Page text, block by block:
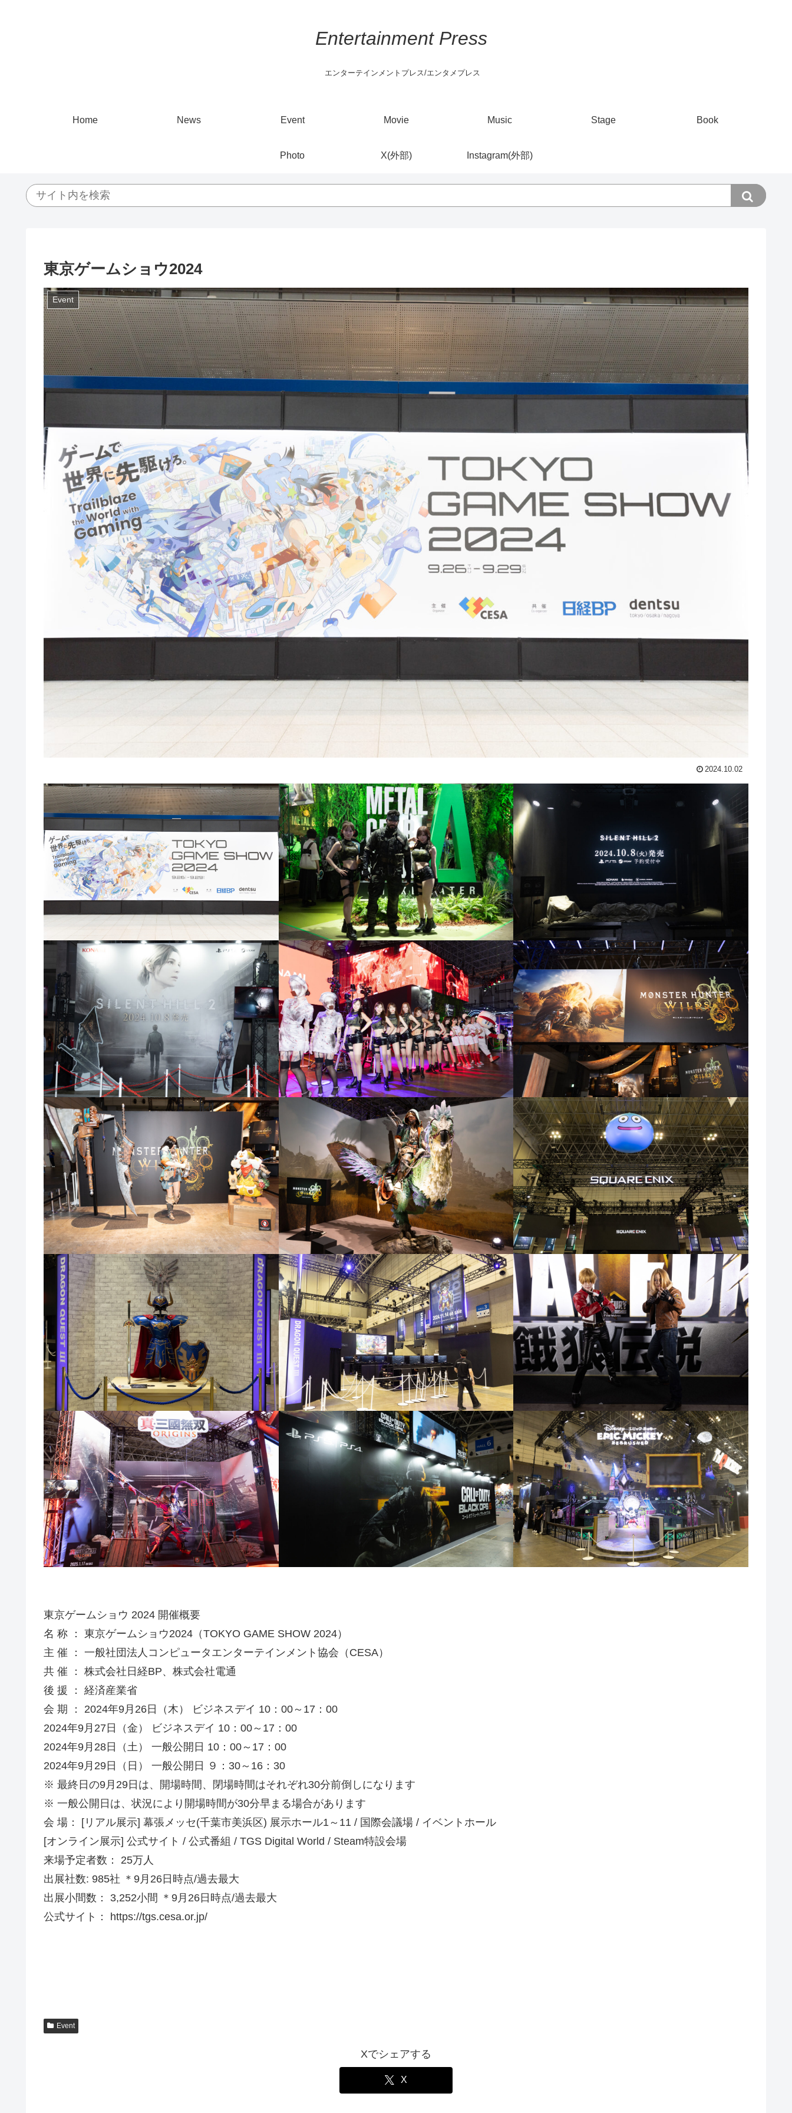
Entertainment Press
エンターテインメントプレス/エンタメプレス
Home News Event Movie Music Stage Book
Photo X(外部) Instagram(外部)
東京ゲームショウ2024
Event
2024.10.02
東京ゲームショウ 2024 開催概要
名 称 ： 東京ゲームショウ2024（TOKYO GAME SHOW 2024）
主 催 ： 一般社団法人コンピュータエンターテインメント協会（CESA）
共 催 ： 株式会社日経BP、株式会社電通
後 援 ： 経済産業省
会 期 ： 2024年9月26日（木） ビジネスデイ 10：00～17：00
2024年9月27日（金） ビジネスデイ 10：00～17：00
2024年9月28日（土） 一般公開日 10：00～17：00
2024年9月29日（日） 一般公開日 ９：30～16：30
※ 最終日の9月29日は、開場時間、閉場時間はそれぞれ30分前倒しになります
※ 一般公開日は、状況により開場時間が30分早まる場合があります
会 場： [リアル展示] 幕張メッセ(千葉市美浜区) 展示ホール1～11 / 国際会議場 / イベントホール
[オンライン展示] 公式サイト / 公式番組 / TGS Digital World / Steam特設会場
来場予定者数： 25万人
出展社数: 985社 ＊9月26日時点/過去最大
出展小間数： 3,252小間 ＊9月26日時点/過去最大
公式サイト： https://tgs.cesa.or.jp/
Event
Xでシェアする
X